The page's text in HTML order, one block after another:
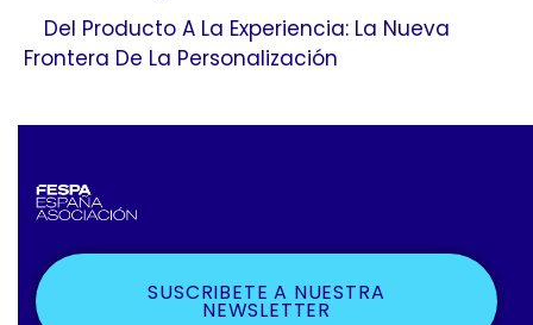
Del Producto A La Experiencia: La Nueva
Frontera De La Personalización
SUSCRIBETE A NUESTRA
NEWSLETTER